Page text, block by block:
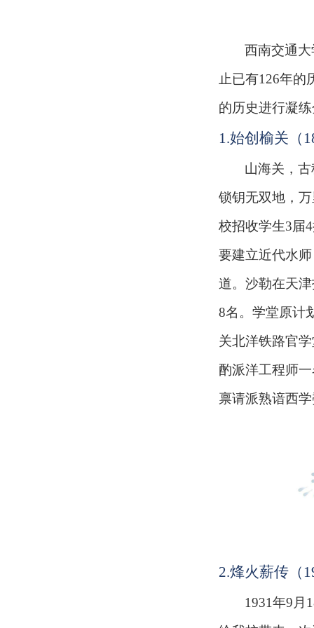
西南交通
止已有126年的
的历史进行凝
1.始创榆关（
山海关，
锁钥无双地，
校招收学生3届
要建立近代水
道。沙勒在天
8名。学堂原计
关北洋铁路官
酌派洋工程师
禀请派熟谙西
2.烽火薪传（
1931年9月